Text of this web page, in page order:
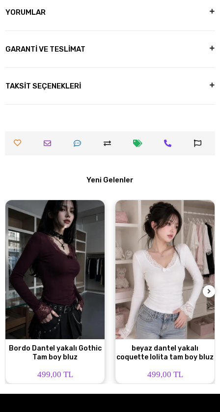
YORUMLAR
GARANTİ VE TESLİMAT
TAKSİT SEÇENEKLERİ
Yeni Gelenler
Bordo Dantel yakalı Gothic
Tam boy bluz
499,00 TL
beyaz dantel yakalı
coquette lolita tam boy bluz
499,00 TL